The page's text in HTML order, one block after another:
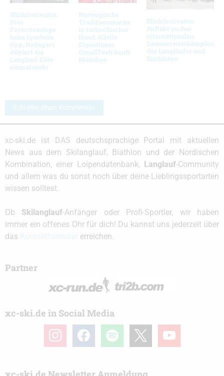
Blinkfestivalen:
Drei
Favoritensiege
beim Lysebotn
Opp, Hedegart
düpiert die
Langlauf-Elite
einmal mehr
Norwegische
Traditionsmarke
in tschechischer
Hand: Kästle
Eigentümer
ConsilTech kauft
Madshus
Blinkfestivalen:
Auftakt zu den
internationalen
Sommerwettkämpfen
der Langläufer und
Biathleten
Schreibe einen Kommentar
xc-ski.de ist DAS deutschsprachige Portal mit aktuellen
News aus dem Skilanglauf, Biathlon und der Nordischen
Kombination, einer Loipendatenbank, Langlauf-Community
und allem was du sonst noch über deine Lieblingssportarten
wissen solltest.
Ob Skilanglauf-Anfänger oder Profi-Sportler, wir haben
immer ein offenes Ohr für dich! Du kannst uns jederzeit über
das
erreichen.
Partner
xc-ski.de in Social Media
instagramfacebook spotify youtube